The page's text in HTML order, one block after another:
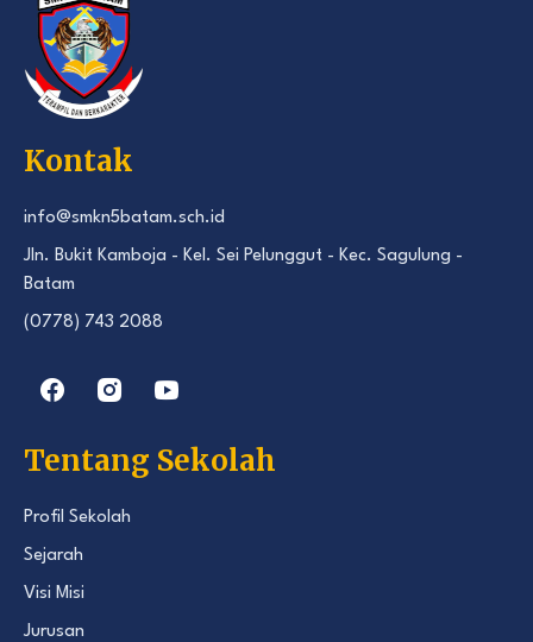
Kontak
info@smkn5batam.sch.id
Jln. Bukit Kamboja - Kel. Sei Pelunggut - Kec. Sagulung -
Batam
(0778) 743 2088
Tentang Sekolah
Profil Sekolah
Sejarah
Visi Misi
Jurusan